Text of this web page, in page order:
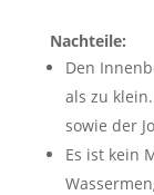
Nachteile:
Den
als zu
sowie der
Es ist kein